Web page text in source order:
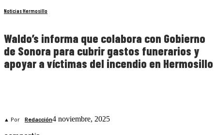
Noticias Hermosillo
Waldo’s informa que colabora con Gobierno
de Sonora para cubrir gastos funerarios y
apoyar a víctimas del incendio en Hermosillo
▲ Por Redacción4 noviembre, 2025